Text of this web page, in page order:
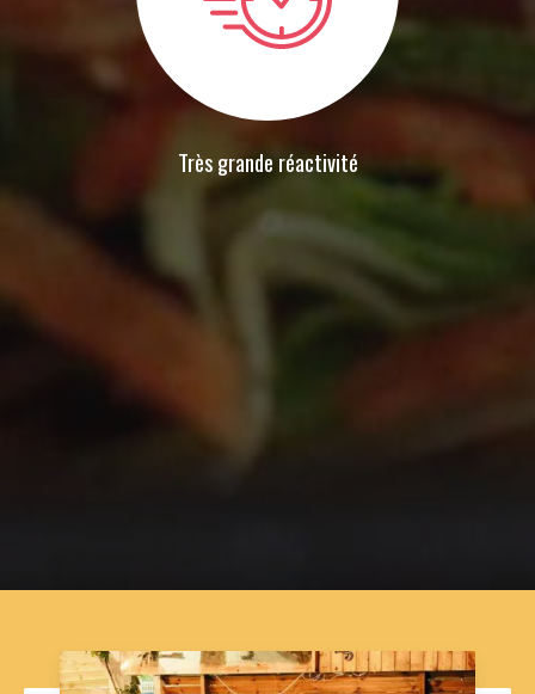
Très grande réactivité